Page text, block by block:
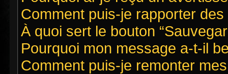
Comment puis-je rapporter
À quoi sert le bouton
Pourquoi mon message a-t-il
Comment puis-je remonter